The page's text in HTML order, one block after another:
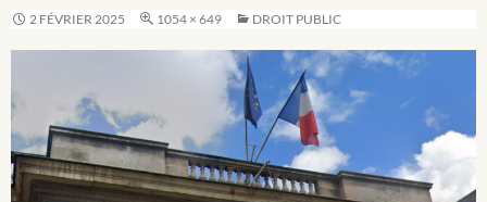
2 FÉVRIER 2025 1054 × 649 DROIT PUBLIC